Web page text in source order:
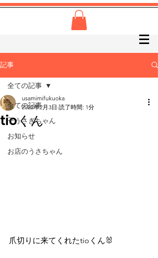
記事
全ての記事
子うさぎちゃん
お知らせ
お店のうさちゃん
全ての記事
tioくん
usamimifukuoka
2022年2月3日 読了時間: 1分
爪切りに来てくれたtioくん🐰